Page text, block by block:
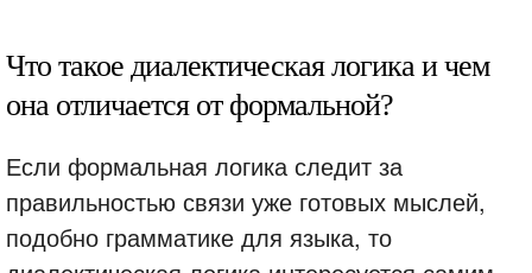
Что такое диалектическая логика и чем
она отличается от формальной?
Если формальная логика следит за
правильностью связи уже готовых мыслей,
подобно грамматике для языка, то